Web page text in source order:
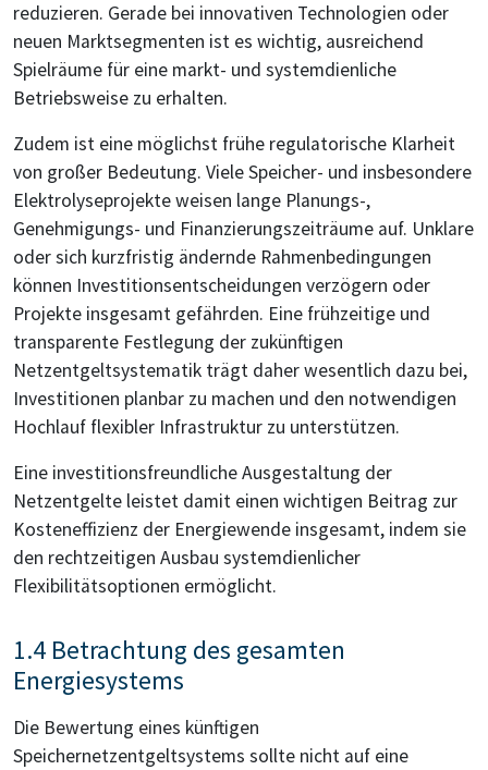
reduzieren. Gerade bei innovativen Technologien oder
neuen Marktsegmenten ist es wichtig, ausreichend
Spielräume für eine markt- und systemdienliche
Betriebsweise zu erhalten.
Zudem ist eine möglichst frühe regulatorische Klarheit
von großer Bedeutung. Viele Speicher- und insbesondere
Elektrolyseprojekte weisen lange Planungs-,
Genehmigungs- und Finanzierungszeiträume auf. Unklare
oder sich kurzfristig ändernde Rahmenbedingungen
können Investitionsentscheidungen verzögern oder
Projekte insgesamt gefährden. Eine frühzeitige und
transparente Festlegung der zukünftigen
Netzentgeltsystematik trägt daher wesentlich dazu bei,
Investitionen planbar zu machen und den notwendigen
Hochlauf flexibler Infrastruktur zu unterstützen.
Eine investitionsfreundliche Ausgestaltung der
Netzentgelte leistet damit einen wichtigen Beitrag zur
Kosteneffizienz der Energiewende insgesamt, indem sie
den rechtzeitigen Ausbau systemdienlicher
Flexibilitätsoptionen ermöglicht.
1.4 Betrachtung des gesamten
Energiesystems
Die Bewertung eines künftigen
Speichernetzentgeltsystems sollte nicht auf eine